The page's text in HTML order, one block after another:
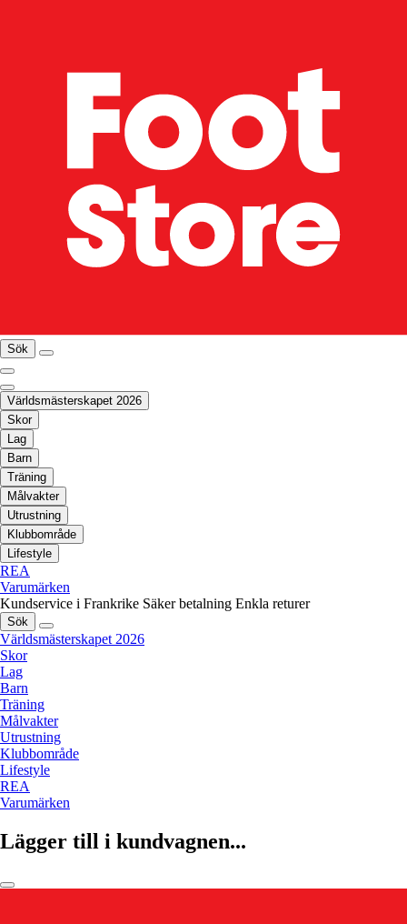
Sök
Världsmästerskapet 2026
Skor
Lag
Barn
Träning
Målvakter
Utrustning
Klubbområde
Lifestyle
REA
Varumärken
Kundservice i Frankrike Säker betalning Enkla returer
Sök
Världsmästerskapet 2026
Skor
Lag
Barn
Träning
Målvakter
Utrustning
Klubbområde
Lifestyle
REA
Varumärken
Lägger till i kundvagnen...